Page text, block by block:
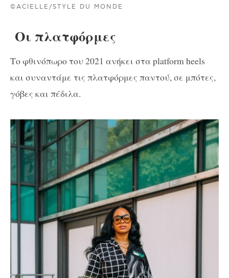
©ACIELLE/STYLE DU MONDE
Οι πλατφόρμες
Το φθινόπωρο του 2021 ανήκει στα platform heels
και συναντάμε τις πλατφόρμες παντού, σε μπότες,
γόβες και πέδιλα.